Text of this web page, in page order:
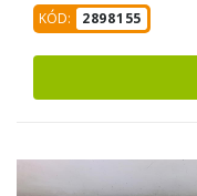
KÓD: 2898155